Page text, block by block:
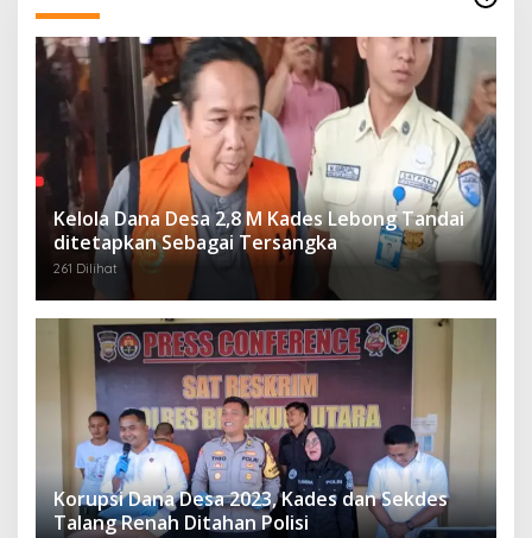
Kelola Dana Desa 2,8 M Kades Lebong Tandai
ditetapkan Sebagai Tersangka
261 Dilihat
Korupsi Dana Desa 2023, Kades dan Sekdes
Talang Renah Ditahan Polisi